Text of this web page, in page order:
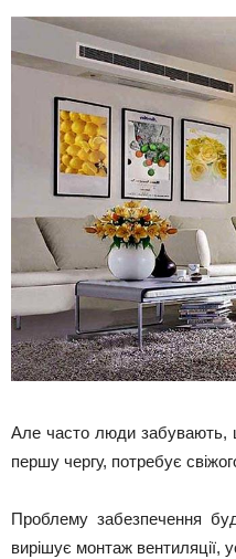
Але часто люди
першу чергу, потребує
Проблему забезпечення
вирішує монтаж вентиляції,